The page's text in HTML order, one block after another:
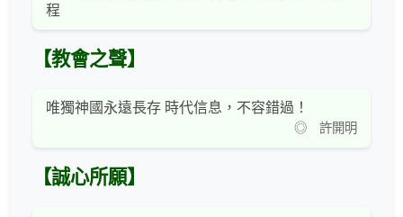
程
【教會之聲】
唯獨神國永遠長存 時代信息，不容錯過！
◎ 許開明
【誠心所願】